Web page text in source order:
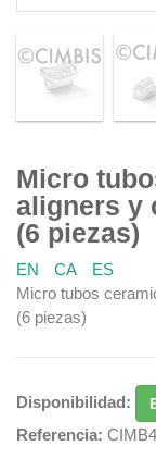
Micro
aligners y
(6 piezas)
EN CA
ES
Micro tubos
(6 piezas)
Disponibilidad:
Referencia: